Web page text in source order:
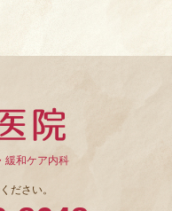
緩和ケア内科
ださい。